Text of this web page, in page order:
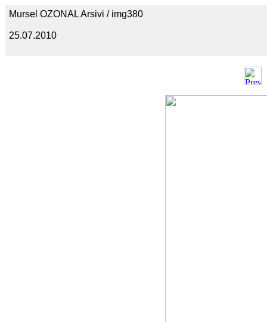
Mursel OZONAL Arsivi / img380
25.07.2010